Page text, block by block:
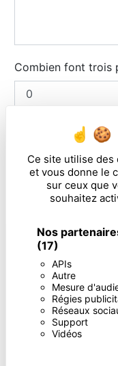
Ce site utilise des
et vous donne le
sur ceux que
souhaitez
Nos
(17)
APIs
Autre
Mesure
Régies
Réseaux
Support
Vidéos
Combien font trois
En cochant
particulières ci-
** Les données
de vous contacter et
sont destinées à et ses
votre message. Les
destinataires suivants: .
d’effacement, de
votre consentement à
réclamation auprès
sort de vos données
voie postale à l'adresse
justificatif d'identité
données pendant la
de prescription légale
contentieux. Consultez